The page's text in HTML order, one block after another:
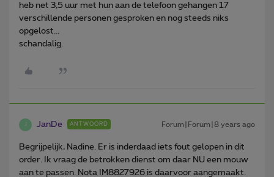
heb net 3,5 uur met hun aan de telefoon gehangen 17
verschillende personen gesproken en nog steeds niks
opgelost...
schandalig.
J JanDe ANTWOORD Forum|Forum|8 years ago
Begrijpelijk, Nadine. Er is inderdaad iets fout gelopen in dit
order. Ik vraag de betrokken dienst om daar NU een mouw
aan te passen. Nota IM8827926 is daarvoor aangemaakt.